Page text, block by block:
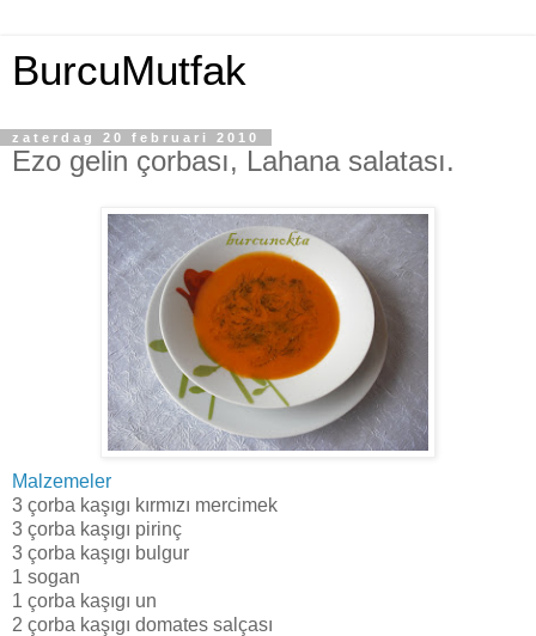
BurcuMutfak
zaterdag 20 februari 2010
Ezo gelin çorbası, Lahana salatası.
Malzemeler
3 çorba kaşıgı kırmızı mercimek
3 çorba kaşıgı pirinç
3 çorba kaşıgı bulgur
1 sogan
1 çorba kaşıgı un
2 çorba kaşıgı domates salçası